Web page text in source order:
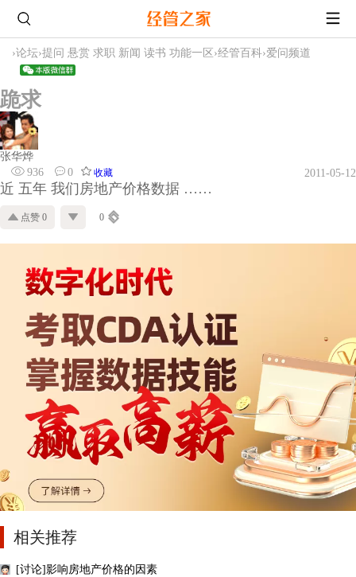
›论坛›提问 悬赏 求职 新闻 读书 功能一区 ›经管百科›爱问频道
跪求
张华烨
936
0 收藏 2011-05-12
近 五年 我们房地产价格数据 ……
点赞 0 0
相关推荐
[讨论]影响房地产价格的因素